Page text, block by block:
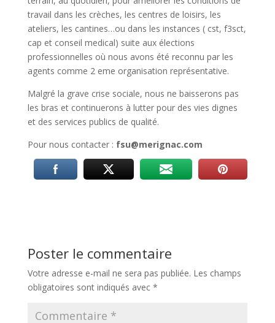
travail dans les crèches, les centres de loisirs, les
ateliers, les cantines…ou dans les instances ( cst, f3sct,
cap et conseil medical) suite aux élections
professionnelles où nous avons été reconnu par les
agents comme 2 eme organisation représentative.
Malgré la grave crise sociale, nous ne baisserons pas
les bras et continuerons à lutter pour des vies dignes
et des services publics de qualité.
Pour nous contacter : fsu@merignac.com
Poster le commentaire
Votre adresse e-mail ne sera pas publiée. Les champs
obligatoires sont indiqués avec *